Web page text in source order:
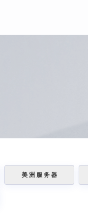
美 洲 服 务 器